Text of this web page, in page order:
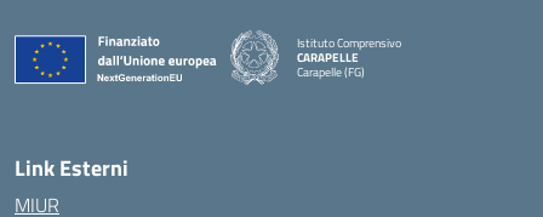
Istituto Comprensivo
CARAPELLE
Carapelle (FG)
— Visita la pagina iniziale della scuola
Link Esterni
MIUR